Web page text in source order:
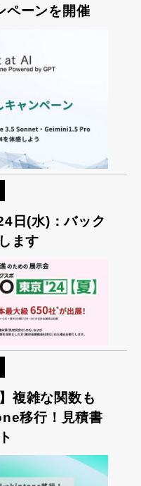
ペーンを開催
日(水)：バック
ます
複雑な関数も
移行！見積書